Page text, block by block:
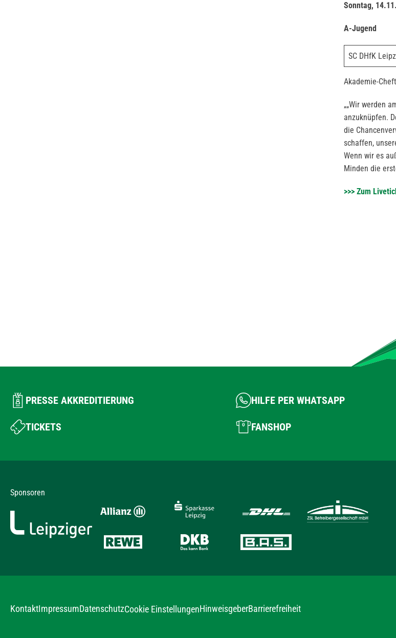
Sonntag,
A-Jugend
SC DHfK
Akademie-
„„Wir werden
anzuknüpfen.
die
schaffen,
Wenn wir es
Minden die
>>> Zum
PRESSE AKKREDITIERUNG HILFE PER WHATSAPP
TICKETS FANSHOP
Sponsoren
KontaktImpressumDatenschutzCookie EinstellungenHinweisgeberBarrierefreiheit